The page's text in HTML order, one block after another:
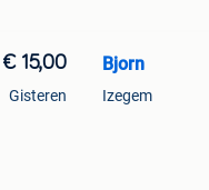
€ 15,00
Gisteren
Bjorn
Izegem